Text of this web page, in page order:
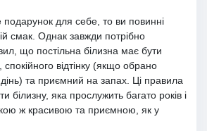
для себе, то ви повинні
смак. Однак завжди потрібно
що постільна білизна має бути
відтінку (якщо обрано
та приємний на запах. Ці правила
білизну, яка прослужить багато років і
ж красивою та приємною, як у